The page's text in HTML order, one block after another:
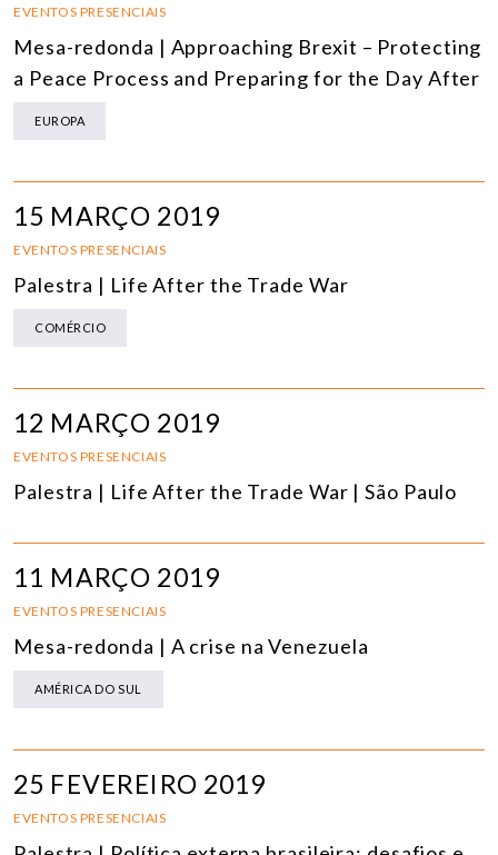
EVENTOS PRESENCIAIS
Mesa-redonda | Approaching Brexit – Protecting
a Peace Process and Preparing for the Day After
EUROPA
15 MARÇO 2019
EVENTOS PRESENCIAIS
Palestra | Life After the Trade War
COMÉRCIO
12 MARÇO 2019
EVENTOS PRESENCIAIS
Palestra | Life After the Trade War | São Paulo
11 MARÇO 2019
EVENTOS PRESENCIAIS
Mesa-redonda | A crise na Venezuela
AMÉRICA DO SUL
25 FEVEREIRO 2019
EVENTOS PRESENCIAIS